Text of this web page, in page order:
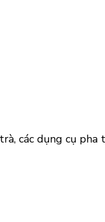
các dụng cụ